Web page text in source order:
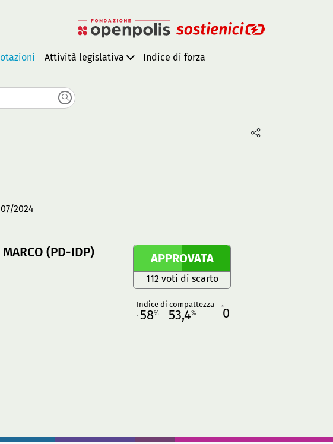
Attività legislativa Indice di forza
2024
(PD-IDP) APPROVATA
112 voti di scarto
Indice di compattezza
58% 53,4% 0